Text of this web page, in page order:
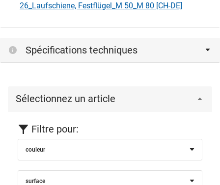
26_Laufschiene, Festflügel_M 50_M 80 [CH-DE]
Spécifications techniques
Sélectionnez un article
Filtre pour:
couleur
surface